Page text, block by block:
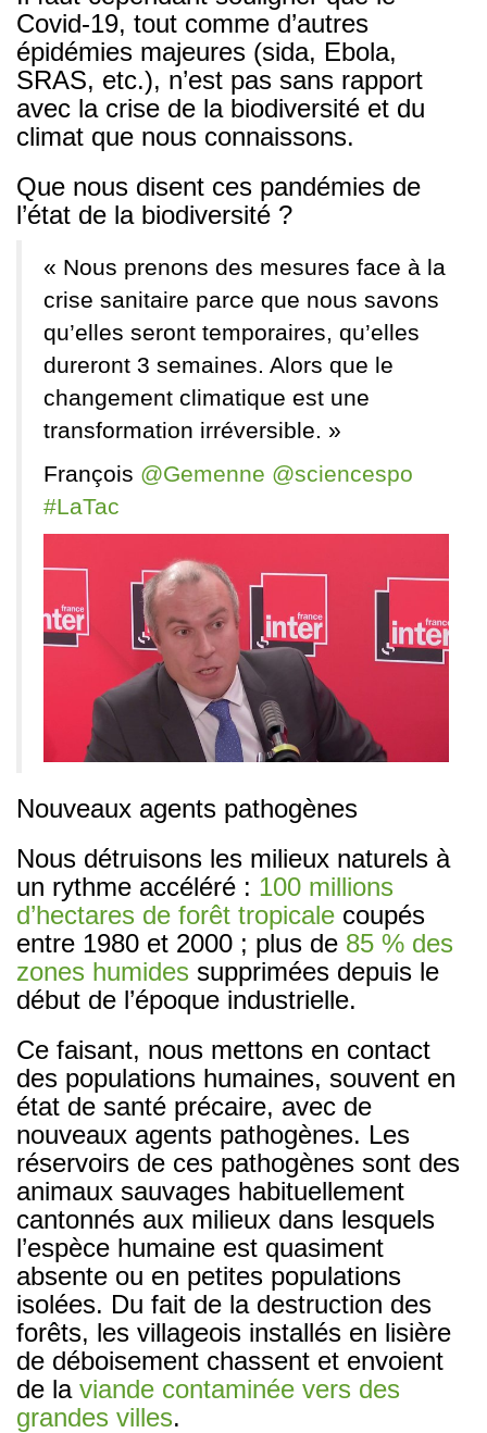
Covid-19, tout comme d’autres
épidémies majeures (sida, Ebola,
SRAS, etc.), n’est pas sans rapport
avec la crise de la biodiversité et du
climat que nous connaissons.
Que nous disent ces pandémies de
l’état de la biodiversité ?
« Nous prenons des mesures face à la
crise sanitaire parce que nous savons
qu’elles seront temporaires, qu’elles
dureront 3 semaines. Alors que le
changement climatique est une
transformation irréversible. »
François @Gemenne @sciencespo
#LaTac
Nouveaux agents pathogènes
Nous détruisons les milieux naturels à
un rythme accéléré : 100 millions
d’hectares de forêt tropicale coupés
entre 1980 et 2000 ; plus de 85 % des
zones humides supprimées depuis le
début de l’époque industrielle.
Ce faisant, nous mettons en contact
des populations humaines, souvent en
état de santé précaire, avec de
nouveaux agents pathogènes. Les
réservoirs de ces pathogènes sont des
animaux sauvages habituellement
cantonnés aux milieux dans lesquels
l’espèce humaine est quasiment
absente ou en petites populations
isolées. Du fait de la destruction des
forêts, les villageois installés en lisière
de déboisement chassent et envoient
de la viande contaminée vers des
grandes villes.